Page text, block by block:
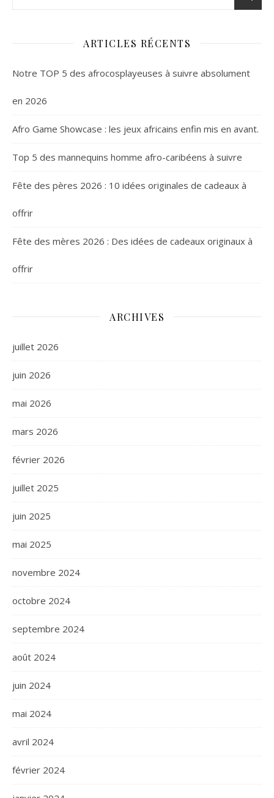
ARTICLES RÉCENTS
Notre TOP 5 des afrocosplayeuses à suivre absolument
en 2026
Afro Game Showcase : les jeux africains enfin mis en avant.
Top 5 des mannequins homme afro-caribéens à suivre
Fête des pères 2026 : 10 idées originales de cadeaux à
offrir
Fête des mères 2026 : Des idées de cadeaux originaux à
offrir
ARCHIVES
juillet 2026
juin 2026
mai 2026
mars 2026
février 2026
juillet 2025
juin 2025
mai 2025
novembre 2024
octobre 2024
septembre 2024
août 2024
juin 2024
mai 2024
avril 2024
février 2024